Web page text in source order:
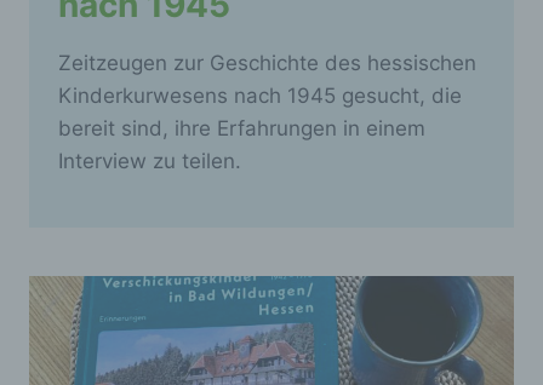
Zeitzeugen zur Geschichte des hessischen
Kinderkurwesens nach 1945 gesucht, die
bereit sind, ihre Erfahrungen in einem
Interview zu teilen.